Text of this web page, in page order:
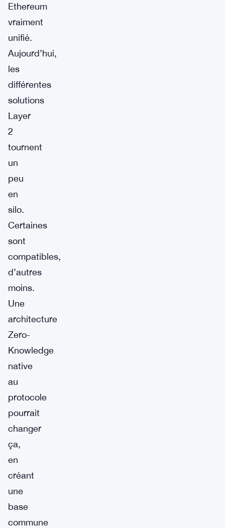
Ethereum
vraiment
unifié.
Aujourd’hui,
les
différentes
solutions
Layer
2
tournent
un
peu
en
silo.
Certaines
sont
compatibles,
d’autres
moins.
Une
architecture
Zero-
Knowledge
native
au
protocole
pourrait
changer
ça,
en
créant
une
base
commune